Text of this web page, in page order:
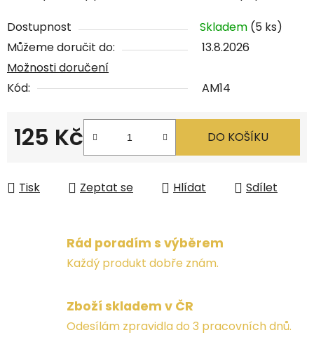
Dostupnost Skladem (5 ks)
Můžeme doručit do:
13.8.2026
Možnosti doručení
Kód:
AM14
125 Kč DO KOŠÍKU
Tisk Zeptat se Hlídat Sdílet
Rád poradím s výběrem
Každý produkt dobře znám.
Zboží skladem v ČR
Odesílám zpravidla do 3 pracovních dnů.